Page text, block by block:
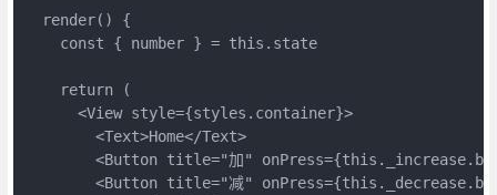
  render() {
    const { number } = this.state
    return (
      <View style={styles.container}>
        <Text>Home</Text>
<Button title="加"
<Button title="减"